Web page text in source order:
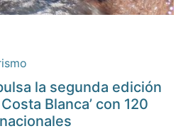
la segunda edición
Blanca’ con 120